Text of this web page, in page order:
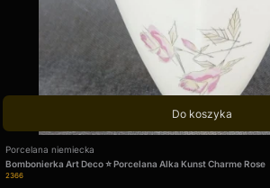
Do koszyka
Kod produktu
2366
Bombonierka Art Deco ⭐ Porcelana Alka Kunst Charme Rose
Producent
Porcelana niemiecka